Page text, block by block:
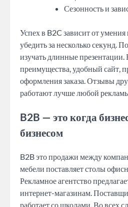
Сезонность и
Успех в B2C зависит от
убедить за несколько секунд.
изучать длинные
преимущества, удобный сайт,
оформления заказа. Отзывы
работают лучше любой
B2B — это когда
бизнесом
B2B это продажи между
мебели поставляет столы
Рекламное агентство
интернет-магазинам.
работает со школами. Во всех